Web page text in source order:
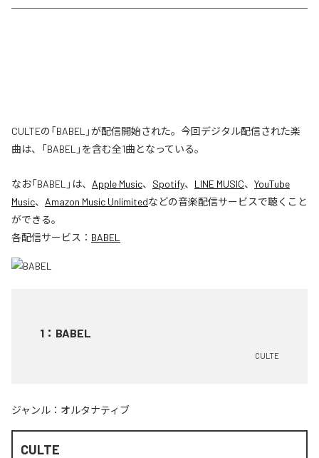
CULTEの「BABEL」が配信開始された。今回デジタル配信された楽
曲は、「BABEL」を含む全1曲となっている。
なお「BABEL 」は、 Apple Music、 Spotify、 LINE MUSIC、 YouTube
Music、 Amazon Music Unlimitedなどの音楽配信サービスで聴くこと
ができる。
各配信サービス： BABEL
1 ： BABEL
CULTE
ジャンル： オルタナティブ
CULTE